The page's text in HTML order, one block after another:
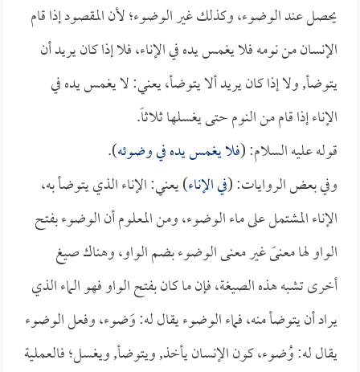
يحصل عند الوضوء، وكذلك غير الوضوء؛ لأن المقصود إذا قام
الإنسان من نومه فلا يغمس يده في الإناء، فلا إذا كان يريد أن
يتوضأ, ولا إذا كان يريد ألا يتوضأ، يعني: لا يغمس يده في
الإناء إذا قام من النوم حتى يغسلها ثلاثاً.
قوله عليه السلام: (فلا يغمس يده في وضوئه).
وفي بعض الروايات: (في الإناء) يعني: الإناء الذي يتوضأ به،
الإناء المشتمل على ماء الوضوء، ومن المعلوم أن الوضوء بفتح
الواو لها معنىً غير معنى الوضوء بضم الواو، وهناك صيغ
أخرى تشبه هذه الصيغة، فإن ما كان بفتح الواو فهو الماء الذي
يراد أن يتوضأ منه، فماء الوضوء يقال له: وَضوء، وفعل الوضوء
يقال له: وُضوء، كون الإنسان يأخذ, ويتوضأ, ويغسل؛ فالعملية